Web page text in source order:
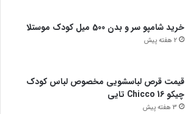
خرید شامپو سر و بدن 500 میل کودک موستلا
2 هفته پیش
قیمت قرص لباسشویی مخصوص لباس کودک
چیکو Chicco 16 تایی
3 هفته پیش